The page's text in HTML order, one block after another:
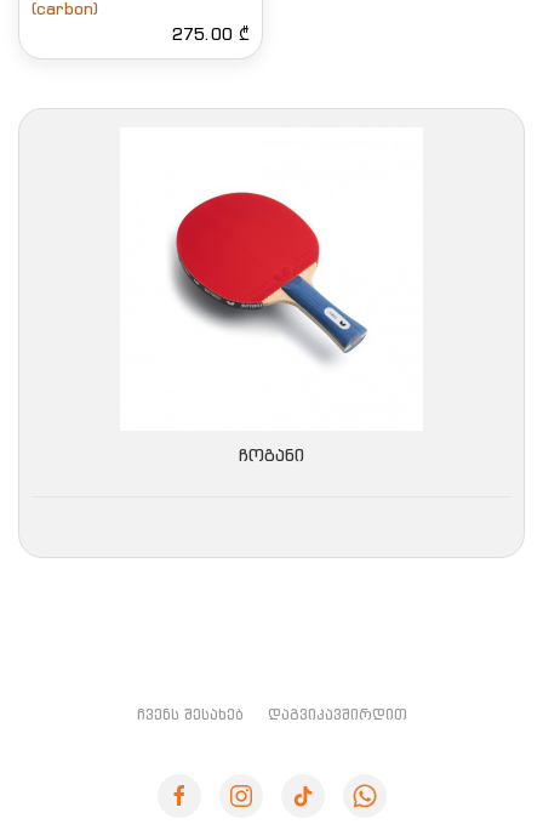
(carbon)
275.00 ₾
ᲩᲝᲒᲐᲜᲘ
ᲩᲕᲔᲜᲡ ᲨᲔᲡᲐᲮᲔᲑ ᲓᲐᲒᲕᲘᲙᲐᲕᲨᲘᲠᲓᲘᲗ